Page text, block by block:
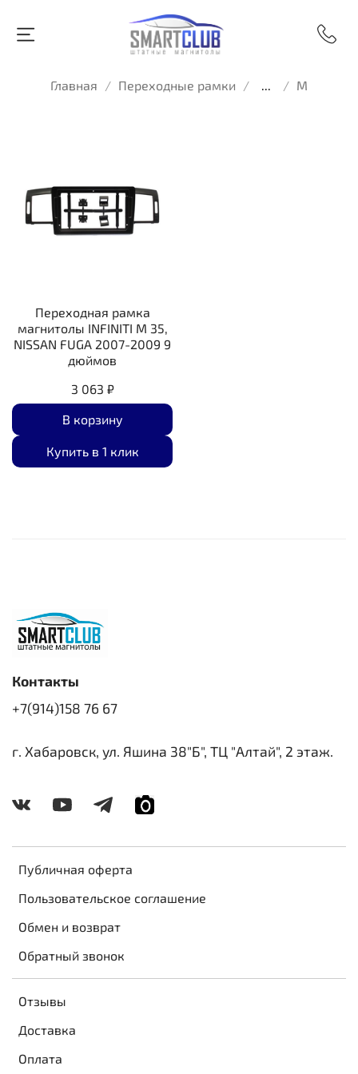
Главная Переходные рамки ... M
Переходная рамка
магнитолы INFINITI M 35,
NISSAN FUGA 2007-2009 9
дюймов
3 063 ₽
В корзину
Купить в 1 клик
Публичная оферта
Пользовательское соглашение
Обмен и возврат
Обратный звонок
Отзывы
Доставка
Оплата
Контакты
+7(914)158 76 67
г. Хабаровск, ул. Яшина 38"Б", ТЦ "Алтай", 2 этаж.